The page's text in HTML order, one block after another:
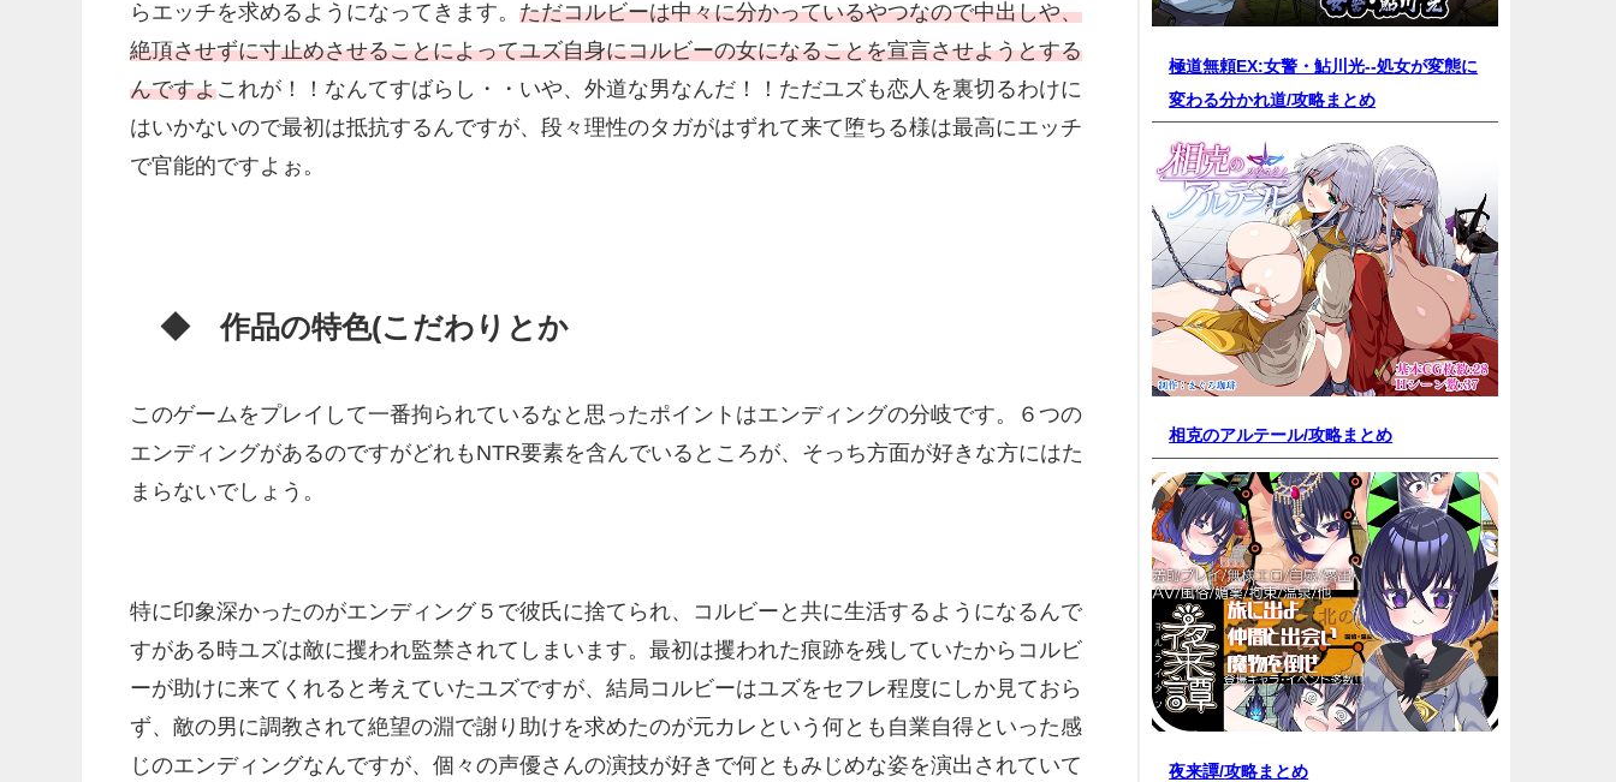
らエッチを求めるようになってきます。ただコルビーは中々に分かっているやつなので中出しや、
絶頂させずに寸止めさせることによってユズ自身にコルビーの女になることを宣言させようとする
んですよこれが！！なんてすばらし・・いや、外道な男なんだ！！ただユズも恋人を裏切るわけに
はいかないので最初は抵抗するんですが、段々理性のタガがはずれて来て堕ちる様は最高にエッチ
で官能的ですよぉ。
◆ 作品の特色(こだわりとか
このゲームをプレイして一番拘られているなと思ったポイントはエンディングの分岐です。６つの
エンディングがあるのですがどれもNTR要素を含んでいるところが、そっち方面が好きな方にはた
まらないでしょう。
特に印象深かったのがエンディング５で彼氏に捨てられ、コルビーと共に生活するようになるんで
すがある時ユズは敵に攫われ監禁されてしまいます。最初は攫われた痕跡を残していたからコルビ
ーが助けに来てくれると考えていたユズですが、結局コルビーはユズをセフレ程度にしか見ておら
ず、敵の男に調教されて絶望の淵で謝り助けを求めたのが元カレという何とも自業自得といった感
じのエンディングなんですが、個々の声優さんの演技が好きで何ともみじめな姿を演出されていて
極道無頼EX:女警・鮎川光--処女が変態に
変わる分かれ道/攻略まとめ
相克のアルテール/攻略まとめ
夜来譚/攻略まとめ